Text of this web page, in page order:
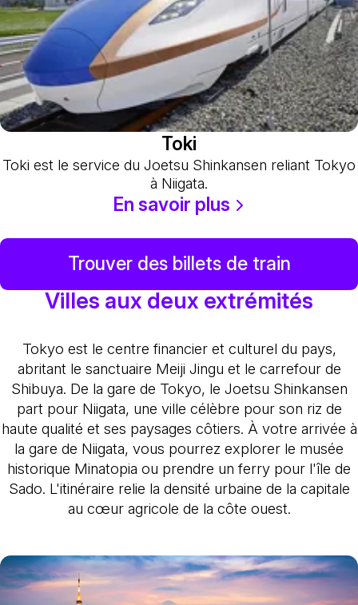
Toki
Toki est le service du Joetsu Shinkansen reliant Tokyo
à Niigata.
En savoir plus
Trouver des billets de train
Villes aux deux extrémités
Tokyo est le centre financier et culturel du pays,
abritant le sanctuaire Meiji Jingu et le carrefour de
Shibuya. De la gare de Tokyo, le Joetsu Shinkansen
part pour Niigata, une ville célèbre pour son riz de
haute qualité et ses paysages côtiers. À votre arrivée à
la gare de Niigata, vous pourrez explorer le musée
historique Minatopia ou prendre un ferry pour l'île de
Sado. L'itinéraire relie la densité urbaine de la capitale
au cœur agricole de la côte ouest.